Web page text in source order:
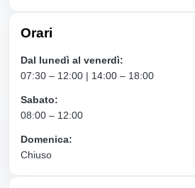
Orari
Dal lunedì al venerdì:
07:30 – 12:00 | 14:00 – 18:00
Sabato:
08:00 – 12:00
Domenica:
Chiuso